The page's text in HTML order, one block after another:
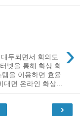
›
두되면서 회의도
넷을 통해 화상 회
을 이용하면 효율
면 온라인 화상...
›